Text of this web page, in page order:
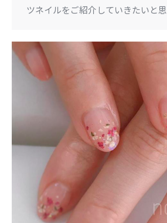
ツネイルをご紹介していきたいと